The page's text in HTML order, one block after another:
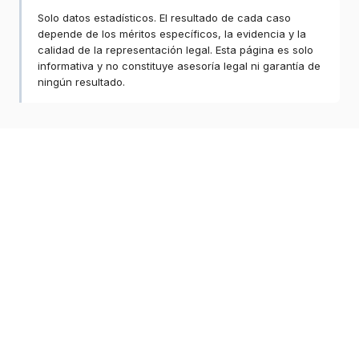
Solo datos estadísticos. El resultado de cada caso
depende de los méritos específicos, la evidencia y la
calidad de la representación legal. Esta página es solo
informativa y no constituye asesoría legal ni garantía de
ningún resultado.